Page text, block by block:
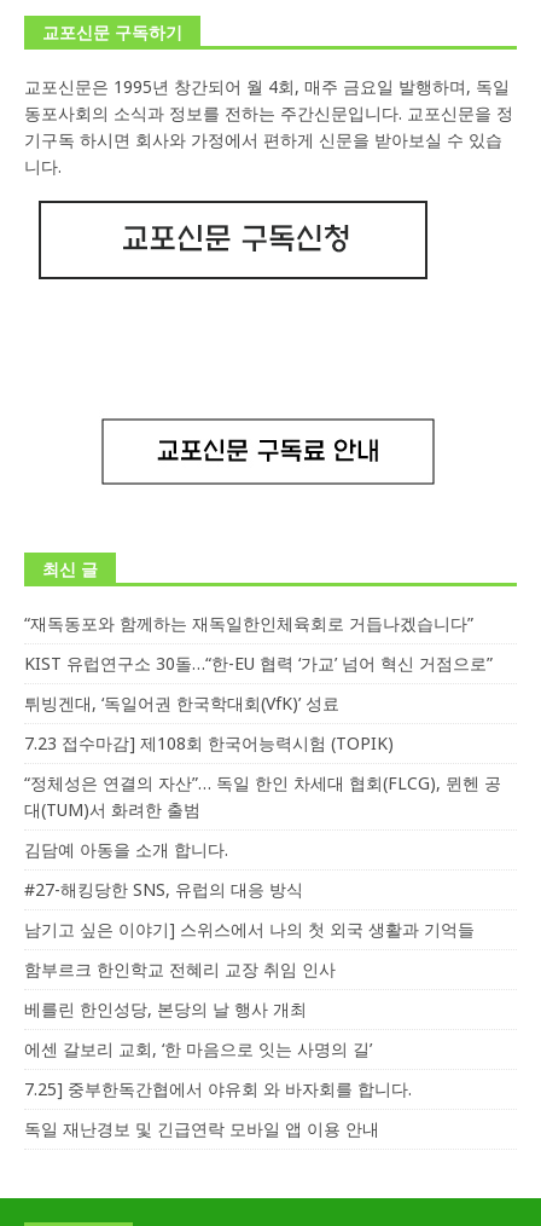
교포신문 구독하기
교포신문은 1995년 창간되어 월 4회, 매주 금요일 발행하며, 독일
동포사회의 소식과 정보를 전하는 주간신문입니다. 교포신문을 정
기구독 하시면 회사와 가정에서 편하게 신문을 받아보실 수 있습
니다.
최신 글
“재독동포와 함께하는 재독일한인체육회로 거듭나겠습니다”
KIST 유럽연구소 30돌…“한-EU 협력 ‘가교’ 넘어 혁신 거점으로”
튀빙겐대, ‘독일어권 한국학대회(VfK)’ 성료
7.23 접수마감] 제108회 한국어능력시험 (TOPIK)
“정체성은 연결의 자산”… 독일 한인 차세대 협회(FLCG), 뮌헨 공
대(TUM)서 화려한 출범
김담예 아동을 소개 합니다.
#27-해킹당한 SNS, 유럽의 대응 방식
남기고 싶은 이야기] 스위스에서 나의 첫 외국 생활과 기억들
함부르크 한인학교 전혜리 교장 취임 인사
베를린 한인성당, 본당의 날 행사 개최
에센 갈보리 교회, ‘한 마음으로 잇는 사명의 길’
7.25] 중부한독간협에서 야유회 와 바자회를 합니다.
독일 재난경보 및 긴급연락 모바일 앱 이용 안내